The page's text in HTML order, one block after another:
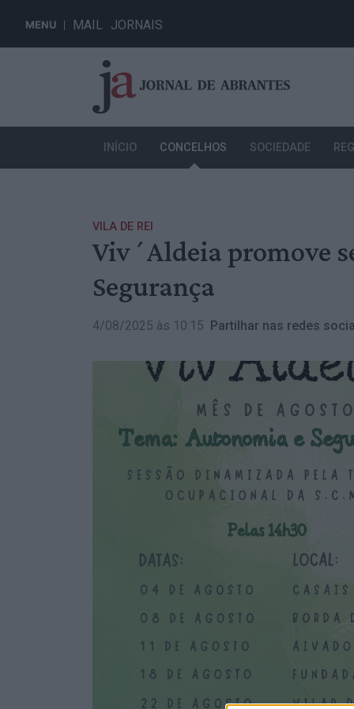
MENU MAIL JORNAIS
INÍCIO CONCELHOS SOCIEDADE
VILA DE REI
Viv´Aldeia promove
Segurança
4/08/2025 às 10:15 Partilhar nas redes